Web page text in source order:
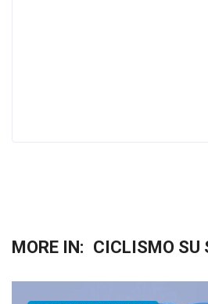
MORE IN: CICLISMO SU